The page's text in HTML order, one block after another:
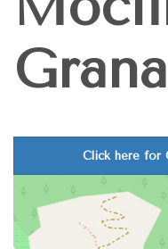
Click here for